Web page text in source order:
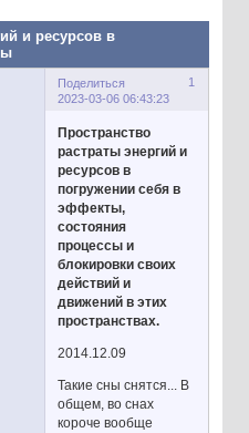
и ресурсов в
Поделиться
1
2023-03-06 06:43:23
Пространство
растраты энергий и
ресурсов в
погружении себя в
эффекты,
состояния
процессы и
блокировки своих
действий и
движений в этих
пространствах.
2014.12.09
Такие сны снятся... В
общем, во снах
короче вообще